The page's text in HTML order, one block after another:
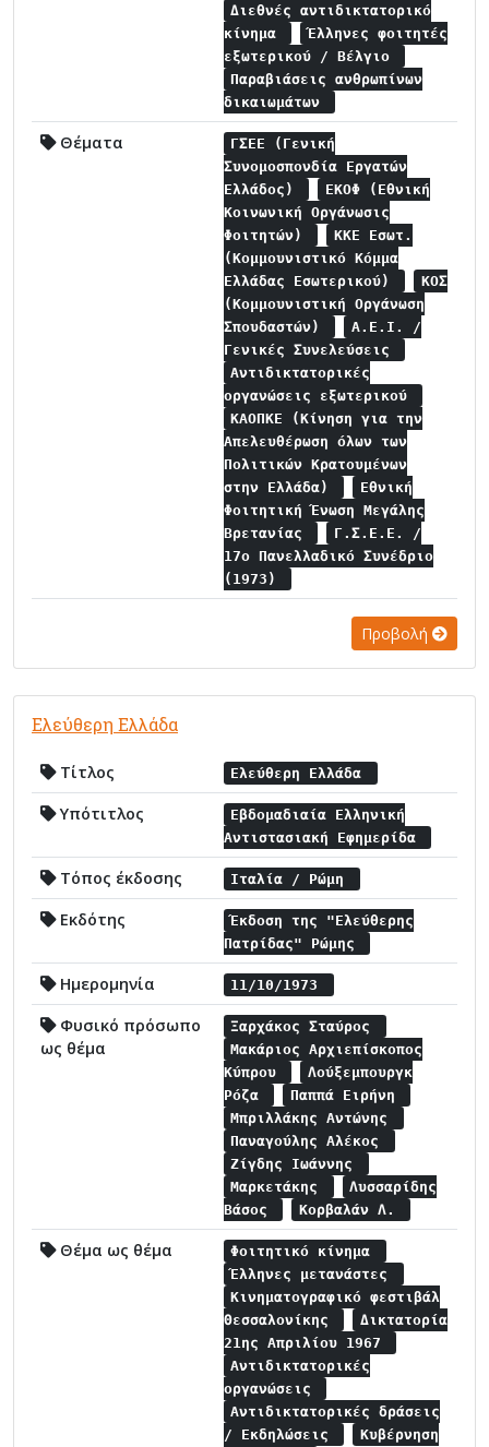
Διεθνές αντιδικτατορικό
κίνημα
Έλληνες φοιτητές
εξωτερικού / Βέλγιο
Παραβιάσεις ανθρωπίνων
δικαιωμάτων
Θέματα
ΓΣΕΕ (Γενική
Συνομοσπονδία Εργατών
Ελλάδος)
ΕΚΟΦ (Εθνική
Κοινωνική Οργάνωσις
Φοιτητών)
ΚΚΕ Εσωτ.
(Κομμουνιστικό Κόμμα
Ελλάδας Εσωτερικού)
ΚΟΣ
(Κομμουνιστική Οργάνωση
Σπουδαστών)
Α.Ε.Ι. /
Γενικές Συνελεύσεις
Αντιδικτατορικές
οργανώσεις εξωτερικού
ΚΑΟΠΚΕ (Κίνηση για την
Απελευθέρωση όλων των
Πολιτικών Κρατουμένων
στην Ελλάδα)
Εθνική
Φοιτητική Ένωση Μεγάλης
Βρετανίας
Γ.Σ.Ε.Ε. /
17ο Πανελλαδικό Συνέδριο
(1973)
Προβολή
Ελεύθερη Ελλάδα
Τίτλος Ελεύθερη Ελλάδα
Υπότιτλος
Εβδομαδιαία Ελληνική
Αντιστασιακή Εφημερίδα
Τόπος έκδοσης Ιταλία / Ρώμη
Εκδότης
Έκδοση της "Ελεύθερης
Πατρίδας" Ρώμης
Ημερομηνία 11/10/1973
Φυσικό πρόσωπο
ως θέμα
Ξαρχάκος Σταύρος
Μακάριος Αρχιεπίσκοπος
Κύπρου
Λούξεμπουργκ
Ρόζα
Παππά Ειρήνη
Μπριλλάκης Αντώνης
Παναγούλης Αλέκος
Ζίγδης Ιωάννης
Μαρκετάκης
Λυσσαρίδης
Βάσος
Κορβαλάν Λ.
Θέμα ως θέμα
Φοιτητικό κίνημα
Έλληνες μετανάστες
Κινηματογραφικό φεστιβάλ
Θεσσαλονίκης
Δικτατορία
21ης Απριλίου 1967
Αντιδικτατορικές
οργανώσεις
Αντιδικτατορικές δράσεις
/ Εκδηλώσεις
Κυβέρνηση